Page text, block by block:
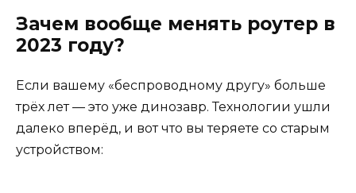
Зачем вообще менять роутер в
2023 году?
Если вашему «беспроводному другу» больше
трёх лет — это уже динозавр. Технологии ушли
далеко вперёд, и вот что вы теряете со старым
устройством: